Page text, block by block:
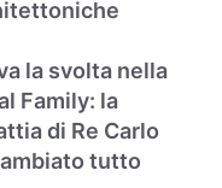
la svolta nella
Family: la
di Re Carlo
tutto